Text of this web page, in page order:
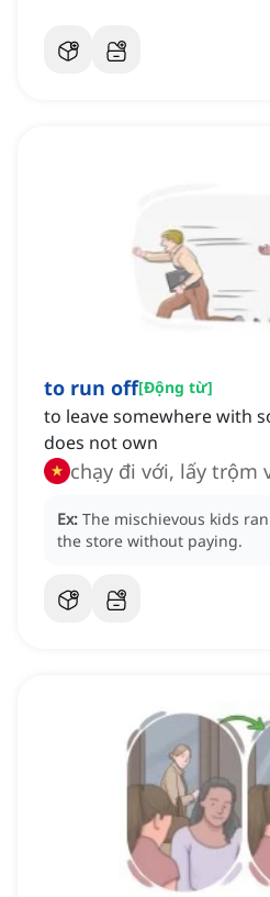
to run off[Động từ]
to leave somewhere with
does not own
chạy đi với, lấy trộm
Ex: The mischievous kids
the store without paying.